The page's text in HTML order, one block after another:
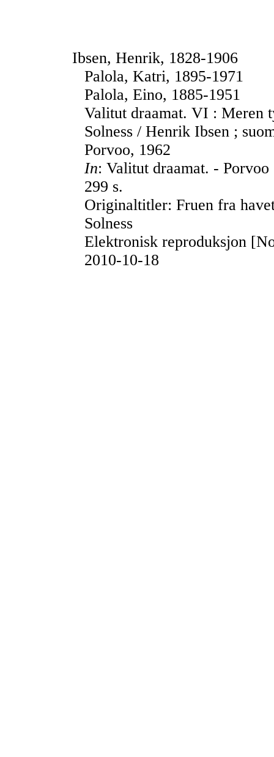
Ibsen, Henrik, 1828-1906
Palola, Katri, 1895-1971
Palola, Eino, 1885-1951
Valitut draamat. VI : Meren
Solness / Henrik Ibsen ;
Porvoo, 1962
In: Valitut draamat. -
299 s.
Originaltitler: Fruen fra
Solness
Elektronisk reproduksjon
2010-10-18